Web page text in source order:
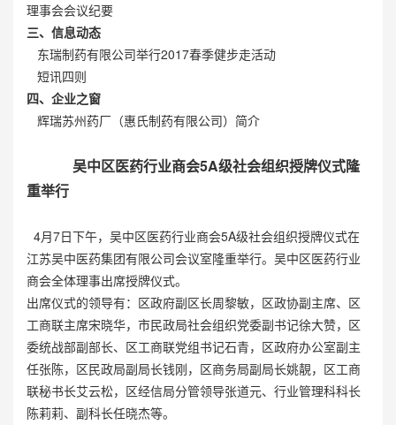
理事会会议纪要
三、信息动态
东瑞制药有限公司举行2017春季健步走活动
短讯四则
四、企业之窗
辉瑞苏州药厂（惠氏制药有限公司）简介
吴中区医药行业商会5A级社会组织授牌仪式隆
重举行
4月7日下午，吴中区医药行业商会5A级社会组织授牌仪式在
江苏吴中医药集团有限公司会议室隆重举行。吴中区医药行业
商会全体理事出席授牌仪式。
出席仪式的领导有：区政府副区长周黎敏，区政协副主席、区
工商联主席宋晓华，市民政局社会组织党委副书记徐大赞，区
委统战部副部长、区工商联党组书记石青，区政府办公室副主
任张陈，区民政局副局长钱刚，区商务局副局长姚靚，区工商
联秘书长艾云松，区经信局分管领导张道元、行业管理科科长
陈莉莉、副科长任晓杰等。